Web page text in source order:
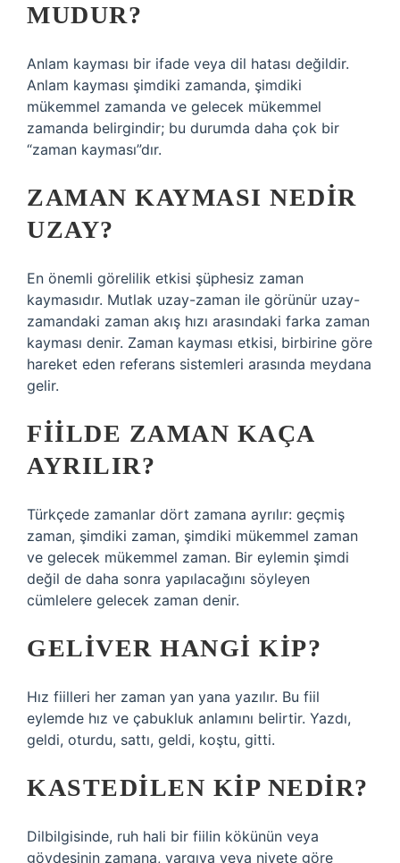
MUDUR?
Anlam kayması bir ifade veya dil hatası değildir.
Anlam kayması şimdiki zamanda, şimdiki
mükemmel zamanda ve gelecek mükemmel
zamanda belirgindir; bu durumda daha çok bir
“zaman kayması”dır.
ZAMAN KAYMASI NEDIR
UZAY?
En önemli görelilik etkisi şüphesiz zaman
kaymasıdır. Mutlak uzay-zaman ile görünür uzay-
zamandaki zaman akış hızı arasındaki farka zaman
kayması denir. Zaman kayması etkisi, birbirine göre
hareket eden referans sistemleri arasında meydana
gelir.
FIILDE ZAMAN KAÇA
AYRILIR?
Türkçede zamanlar dört zamana ayrılır: geçmiş
zaman, şimdiki zaman, şimdiki mükemmel zaman
ve gelecek mükemmel zaman. Bir eylemin şimdi
değil de daha sonra yapılacağını söyleyen
cümlelere gelecek zaman denir.
GELIVER HANGI KIP?
Hız fiilleri her zaman yan yana yazılır. Bu fiil
eylemde hız ve çabukluk anlamını belirtir. Yazdı,
geldi, oturdu, sattı, geldi, koştu, gitti.
KASTEDILEN KIP NEDIR?
Dilbilgisinde, ruh hali bir fiilin kökünün veya
gövdesinin zamana, yargıya veya niyete göre